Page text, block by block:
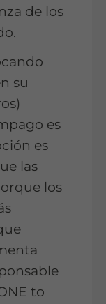
de los
su
es
es
las
los
to